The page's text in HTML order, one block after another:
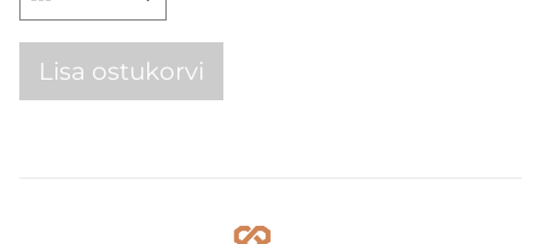
Lisa ostukorvi